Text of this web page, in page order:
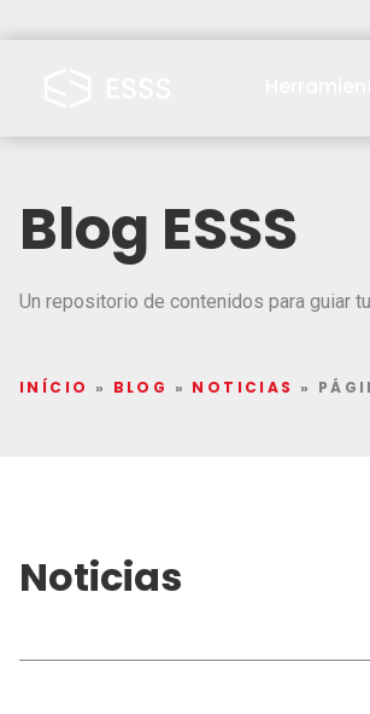
Blog ESSS
Un repositorio de contenidos para guiar
INÍCIO » BLOG » NOTICIAS »
Noticias